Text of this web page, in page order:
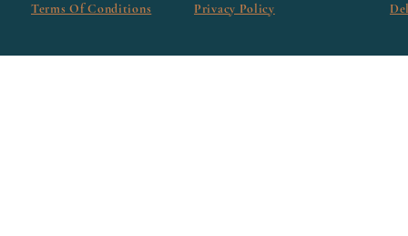
Terms Of Conditions Privacy Policy